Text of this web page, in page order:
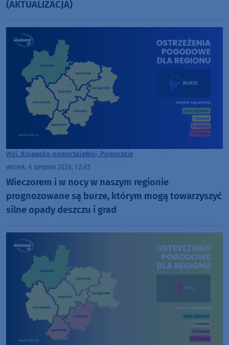
(AKTUALIZACJA)
Woj. Kujawsko-pomorskieWoj. Pomorskie
wtorek, 4 sierpnia 2026, 12:45
Wieczorem i w nocy w naszym regionie
prognozowane są burze, którym mogą towarzyszyć
silne opady deszczu i grad